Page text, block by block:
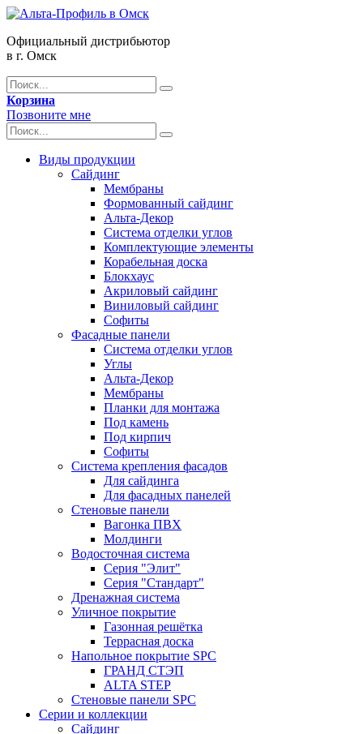
Официальный дистрибьютор
в г. Омск
Корзина
Позвоните мне
Виды продукции
Сайдинг
Мембраны
Формованный сайдинг
Альта-Декор
Система отделки углов
Комплектующие элементы
Корабельная доска
Блокхаус
Акриловый сайдинг
Виниловый сайдинг
Софиты
Фасадные панели
Система отделки углов
Углы
Альта-Декор
Мембраны
Планки для монтажа
Под камень
Под кирпич
Софиты
Система крепления фасадов
Для сайдинга
Для фасадных панелей
Стеновые панели
Вагонка ПВХ
Молдинги
Водосточная система
Серия "Элит"
Серия "Стандарт"
Дренажная система
Уличное покрытие
Газонная решётка
Террасная доска
Напольное покрытие SPC
ГРАНД СТЭП
ALTA STEP
Стеновые панели SPC
Серии и коллекции
Сайдинг